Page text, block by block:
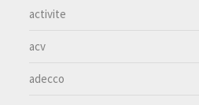
activite
acv
adecco